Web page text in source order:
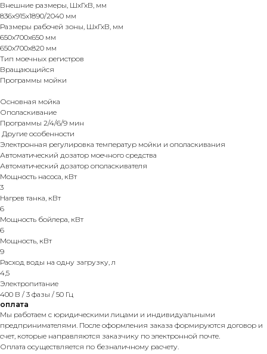
Внешние размеры, ШхГхВ, мм
836x915x1890/2040 мм
Размеры рабочей зоны, ШхГхВ, мм
650x700x650 мм
650x700x820 мм
Тип моечных регистров
Вращающийся
Программы мойки
Основная мойка
Ополаскивание
Программы 2/4/6/9 мин
Другие особенности
Электронная регулировка температур мойки и ополаскивания
Автоматический дозатор моечного средства
Автоматический дозатор ополаскивателя
Мощность насоса, кВт
3
Нагрев танка, кВт
6
Мощность бойлера, кВт
6
Мощность, кВт
9
Расход воды на одну загрузку, л
4,5
Электропитание
400 В / 3 фазы / 50 Гц
оплата
Мы работаем с юридическими лицами и индивидуальными
предпринимателями. После оформления заказа формируются договор и
счет, которые направляются заказчику по электронной почте.
Оплата осуществляется по безналичному расчету.